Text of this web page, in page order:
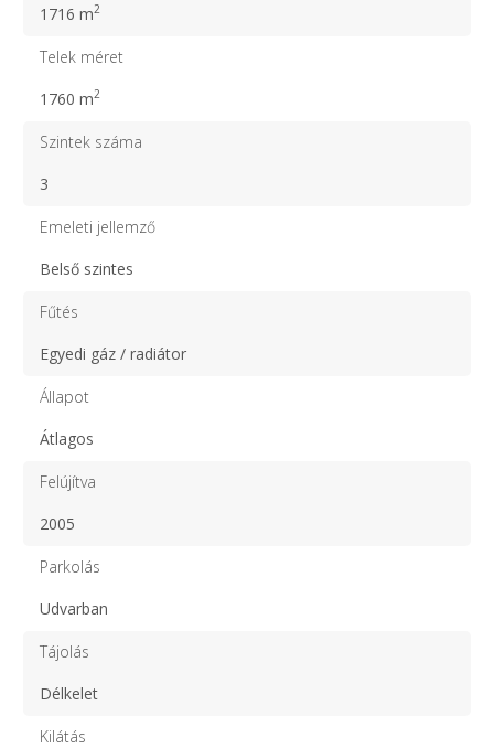
1716 m2
Telek méret
1760 m2
Szintek száma
3
Emeleti jellemző
Belső szintes
Fűtés
Egyedi gáz / radiátor
Állapot
Átlagos
Felújítva
2005
Parkolás
Udvarban
Tájolás
Délkelet
Kilátás